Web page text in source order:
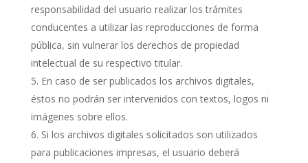
responsabilidad del usuario realizar los trámites
conducentes a utilizar las reproducciones de forma
pública, sin vulnerar los derechos de propiedad
intelectual de su respectivo titular.
En caso de ser publicados los archivos digitales,
éstos no podrán ser intervenidos con textos, logos ni
imágenes sobre ellos.
Si los archivos digitales solicitados son utilizados
para publicaciones impresas, el usuario deberá